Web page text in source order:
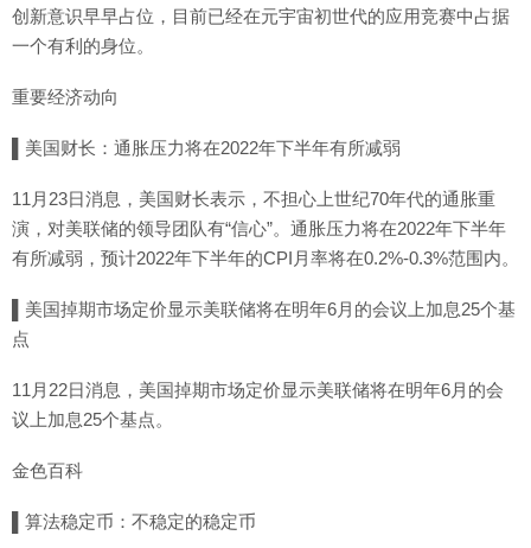
创新意识早早占位，目前已经在元宇宙初世代的应用竞赛中占据
一个有利的身位。
重要经济动向
▌美国财长：通胀压力将在2022年下半年有所减弱
11月23日消息，美国财长表示，不担心上世纪70年代的通胀重
演，对美联储的领导团队有“信心”。通胀压力将在2022年下半年
有所减弱，预计2022年下半年的CPI月率将在0.2%-0.3%范围内。
▌美国掉期市场定价显示美联储将在明年6月的会议上加息25个基
点
11月22日消息，美国掉期市场定价显示美联储将在明年6月的会
议上加息25个基点。
金色百科
▌算法稳定币：不稳定的稳定币